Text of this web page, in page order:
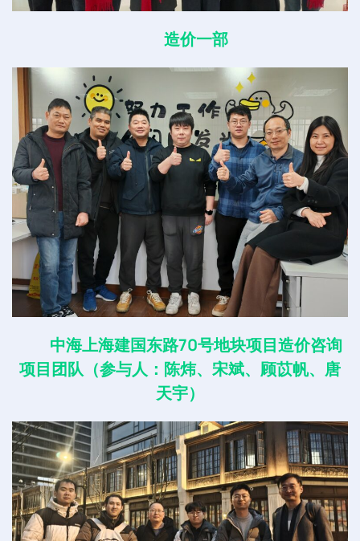
造价一部
中海上海建国东路70号地块项目造价咨询
项目团队（参与人：陈炜、宋斌、顾苡帆、唐
天宇）